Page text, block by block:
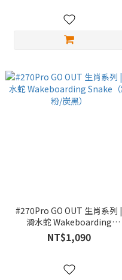
#270Pro GO OUT 生肖系列 |
滑水蛇 Wakeboarding
Snake（霧粉/炭黑）
NT$1,090